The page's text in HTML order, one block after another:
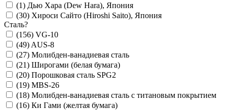
(1) Дью Хара (Dew Hara), Япония
(30) Хироси Сайто (Hiroshi Saito), Япония
Сталь?
(156) VG-10
(49) AUS-8
(27) Молибден-ванадиевая сталь
(21) Широгами (белая бумага)
(20) Порошковая сталь SPG2
(19) MBS-26
(18) Молибден-ванадиевая сталь с титановым покрытием
(16) Ки Гами (желтая бумага)